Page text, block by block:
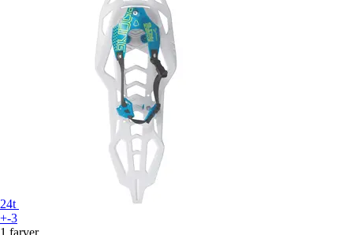
24t
+-3
1 farver